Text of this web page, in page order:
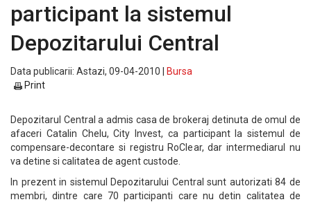
participant la sistemul
Depozitarului Central
Data publicarii: Astazi, 09-04-2010 |
Bursa
Print
Depozitarul Central a admis casa de brokeraj detinuta de omul de
afaceri Catalin Chelu, City Invest, ca participant la sistemul de
compensare-decontare si registru RoClear, dar intermediarul nu
va detine si calitatea de agent custode.
In prezent in sistemul Depozitarului Central sunt autorizati 84 de
membri, dintre care 70 participanti care nu detin calitatea de